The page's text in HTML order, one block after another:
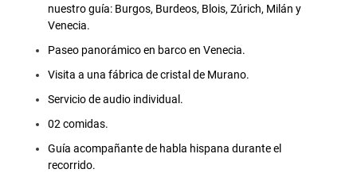
nuestro guía: Burgos, Burdeos, Blois, Zúrich, Milán y
Venecia.
Paseo panorámico en barco en Venecia.
Visita a una fábrica de cristal de Murano.
Servicio de audio individual.
02 comidas.
Guía acompañante de habla hispana durante el
recorrido.